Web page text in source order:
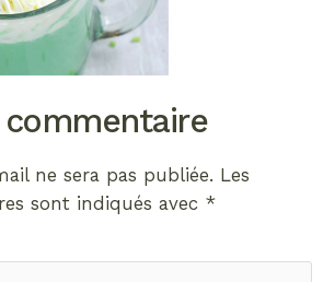
commentaire
ne sera pas publiée. Les
sont indiqués avec *